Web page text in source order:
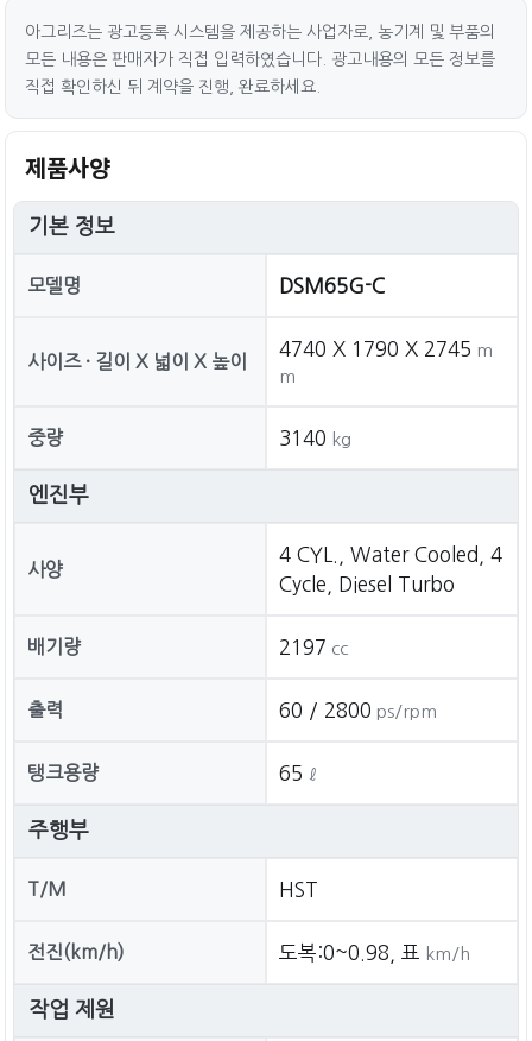
아그리즈는 광고등록 시스템을 제공하는 사업자로, 농기계 및 부품의
모든 내용은 판매자가 직접 입력하였습니다. 광고내용의 모든 정보를
직접 확인하신 뒤 계약을 진행, 완료하세요.
제품사양
기본 정보
모델명 DSM65G-C
사이즈 · 길이 X 넓이 X 높이
4740 X 1790 X 2745 m
m
중량 3140 kg
엔진부
사양
4 CYL., Water Cooled, 4
Cycle, Diesel Turbo
배기량 2197 cc
출력 60 / 2800 ps/rpm
탱크용량 65 ℓ
주행부
T/M HST
전진(km/h) 도복:0~0.98, 표 km/h
작업 제원